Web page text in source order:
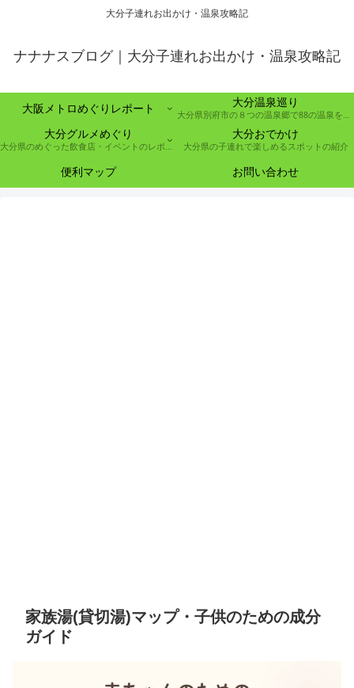
大分子連れお出かけ・温泉攻略記
ナナナスブログ｜大分子連れお出かけ・温泉攻略記
大阪メトロめぐりレポート 大分温泉巡り
大分県別府市の８つの温泉郷で88の温泉を巡る取り組み
大分グルメめぐり
大分県のめぐった飲食店・イベントのレポート
大分おでかけ
大分県の子連れで楽しめるスポットの紹介
便利マップ お問い合わせ
家族湯(貸切湯)マップ・子供のための成分
ガイド